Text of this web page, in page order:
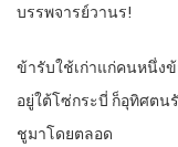
บรรพจารย์วานร!
ข้ารับใช้เก่าแก่คนหนึ่ง
อยู่ใต้โซ่กระบี่ ก็อุทิศต
ชูมาโดยตลอด